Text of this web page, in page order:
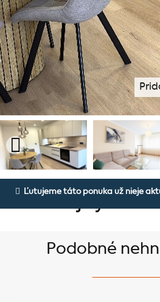
Na predaj moderný
Ľutujeme táto ponuka už nieje
Podobné